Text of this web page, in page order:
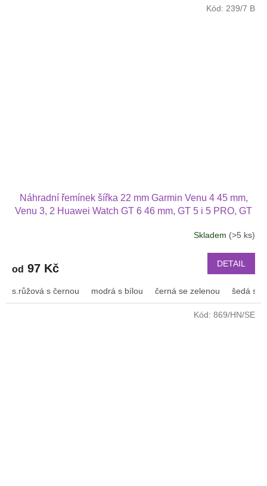
Náhradní řemínek šířka 22 mm Garmin Venu 4 45 mm,
Venu 3, 2 Huawei Watch GT 6 46 mm, GT 5 i 5 PRO, GT
je
z
5
Skladem (>5 ks)
od 97 Kč DETAIL
s.růžová s černou modrá s bílou černá se zelenou šedá s
Kód: 239/7 B
Kód: 869/HN/SE